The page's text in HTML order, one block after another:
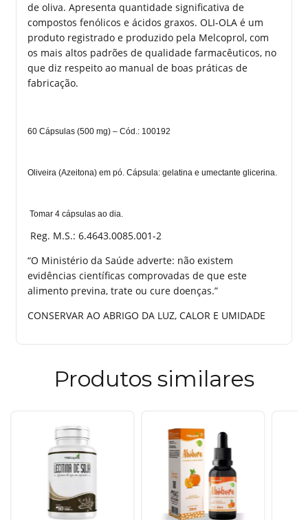
de oliva. Apresenta quantidade significativa de
compostos fenólicos e ácidos graxos. OLI-OLA é um
produto registrado e produzido pela Melcoprol, com
os mais altos padrões de qualidade farmacêuticos, no
que diz respeito ao manual de boas práticas de
fabricação.
60 Cápsulas (500 mg) – Cód.: 100192
Oliveira (Azeitona) em pó. Cápsula: gelatina e umectante glicerina.
Tomar 4 cápsulas ao dia.
Reg. M.S.: 6.4643.0085.001-2
“O Ministério da Saúde adverte: não existem
evidências científicas comprovadas de que este
alimento previna, trate ou cure doenças.”
CONSERVAR AO ABRIGO DA LUZ, CALOR E UMIDADE
Produtos similares